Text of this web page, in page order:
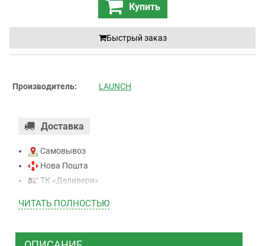
Купить
Быстрый заказ
Производитель: LAUNCH
Доставка
Самовывоз
Нова Пошта
ТК «Деливери»
ТК “Justin”
ТК ”УкрПочта”
ЧИТАТЬ ПОЛНОСТЬЮ